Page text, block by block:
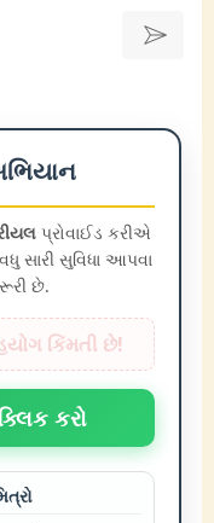
પ્રોવાઈડ કરીએ
સારી સુવિધા આપવા
છે.
કિંમતી છે!
કરો